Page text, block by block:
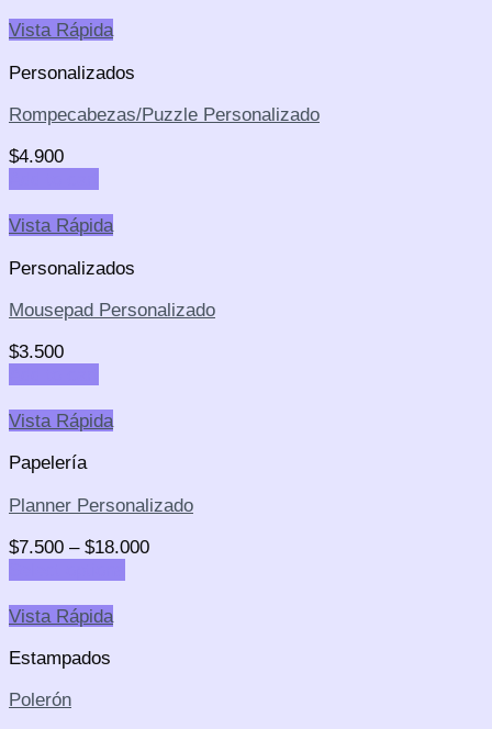
Vista Rápida
Personalizados
Rompecabezas/Puzzle Personalizado
$4.900
Vista Rápida
Personalizados
Mousepad Personalizado
$3.500
Vista Rápida
Papelería
Planner Personalizado
$7.500 – $18.000
Vista Rápida
Estampados
Polerón